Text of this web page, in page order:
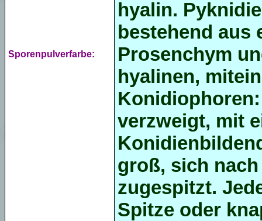
Sporenpulverfarbe:
hyalin.
bestehend aus
Prosenchym
hyalinen,
verzweigt, mit
groß, sich
zugespitzt.
Spitze oder